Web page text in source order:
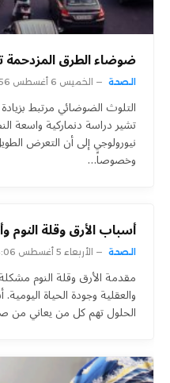
ضوضاء الطرق المزدحمة
الصحة الخميس 6 أغسطس 3:56 م
التلوث الضوضائي مرتبط
تشير دراسة دنماركية واسعة
نيورولوجي إلى أن التعرض
وخصوصاً…
أسباب الأرق وقلة النوم
الصحة الأربعاء 5 أغسطس 4:06 م
مقدمة الأرق وقلة النوم
والعقلية وجودة الحياة
الحلول تهم كل من يعاني من